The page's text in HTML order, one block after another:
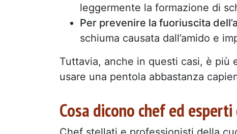
leggermente la formazione di
Per prevenire la fuoriuscita
schiuma causata dall’amido e
Tuttavia, anche in questi casi, è più
usare una pentola abbastanza
Cosa dicono chef ed